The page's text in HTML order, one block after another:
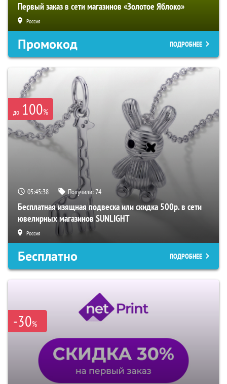
Первый заказ в сети магазинов «Золотое Яблоко»
Россия
Промокод ПОДРОБНЕЕ
до 100%
05:45:37 Получили:74
Бесплатная изящная подвеска или скидка 500р. в сети
ювелирных магазинов SUNLIGHT
Россия
Бесплатно ПОДРОБНЕЕ
-30%